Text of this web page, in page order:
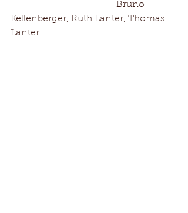
Kellenberger, Ruth Lanter, Thomas
Lanter